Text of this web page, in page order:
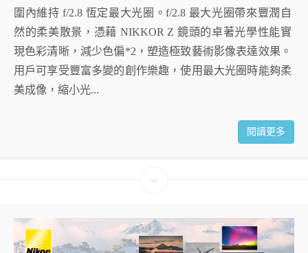
圍內維持 f/2.8 恆定最大光圈。f/2.8 最大光圈帶來豐潤自
然的柔美散景，憑藉 NIKKOR Z 鏡頭的卓著光學性能實
現色彩清晰，減少色偏*2，塑造極致藝術影像表達效果。
用戶可享受豐富多變的創作樂趣，使用最大光圈時能夠柔
美成像，縮小光...
閱讀更多